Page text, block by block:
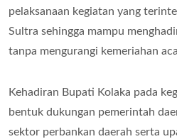
pelaksanaan kegiatan yang
Sultra sehingga mampu
tanpa mengurangi kemeriahan
Kehadiran Bupati Kolaka pada
bentuk dukungan pemerintah
sektor perbankan daerah serta